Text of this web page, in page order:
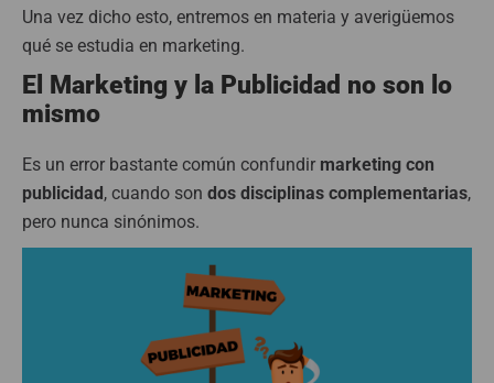
Una vez dicho esto, entremos en materia y averigüemos
qué se estudia en marketing.
El Marketing y la Publicidad no son lo
mismo
Es un error bastante común confundir marketing con
publicidad , cuando son dos disciplinas complementarias,
pero nunca sinónimos.